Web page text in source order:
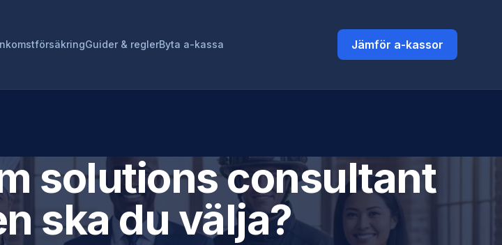
Guider & reglerByta a-kassa Jämför a-kassor
solutions consultant
ska du välja?